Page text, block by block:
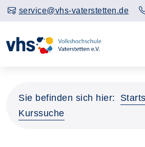
service@vhs-vaterstetten.de
Sie befinden sich hier:
Kurssuche